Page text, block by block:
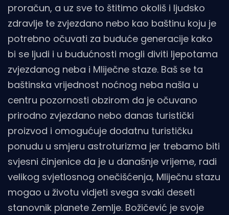
proračun, a uz sve to štitimo okoliš i ljudsko
zdravlje te zvjezdano nebo kao baštinu koju je
potrebno očuvati za buduće generacije kako
bi se ljudi i u budućnosti mogli diviti ljepotama
zvjezdanog neba i Mliječne staze. Baš se ta
baštinska vrijednost noćnog neba našla u
centru pozornosti obzirom da je očuvano
prirodno zvjezdano nebo danas turistički
proizvod i omogućuje dodatnu turističku
ponudu u smjeru astroturizma jer trebamo biti
svjesni činjenice da je u današnje vrijeme, radi
velikog svjetlosnog onečišćenja, Mliječnu stazu
mogao u životu vidjeti svega svaki deseti
stanovnik planete Zemlje. Božičević je svoje